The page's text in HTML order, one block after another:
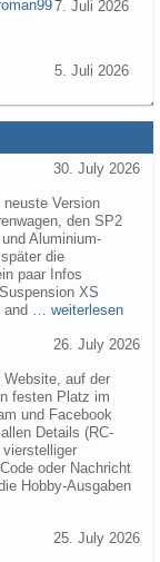
7. Juli 2026
5. Juli 2026
30. July 2026
neuste Version
den SP2
Aluminium-
die
paar Infos
XS
and … weiterlesen
26. July 2026
auf der
festen Platz im
und Facebook
Details (RC-
vierstelliger
oder Nachricht
Hobby-Ausgaben
25. July 2026